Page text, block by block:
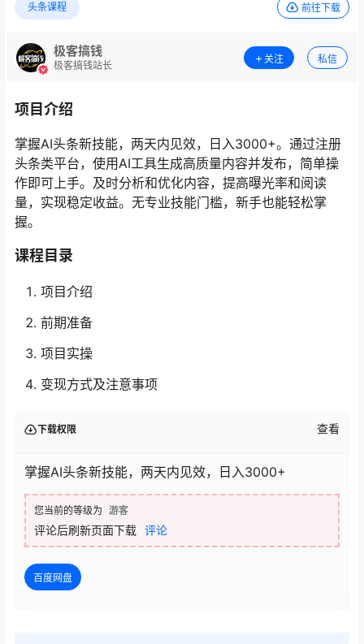
头条课程 前往下载
极客搞钱
极客搞钱站长
关注 私信
项目介绍
掌握AI头条新技能，两天内见效，日入3000+。通过注册
头条类平台，使用AI工具生成高质量内容并发布，简单操
作即可上手。及时分析和优化内容，提高曝光率和阅读
量，实现稳定收益。无专业技能门槛，新手也能轻松掌
握。
课程目录
项目介绍
前期准备
项目实操
变现方式及注意事项
下载权限 查看
掌握AI头条新技能，两天内见效，日入3000+
您当前的等级为 游客
评论后刷新页面下载 评论
百度网盘